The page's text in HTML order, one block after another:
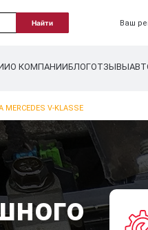
Найти Ваш
О КОМПАНИИБЛОГОТЗЫВЫ
V-KLASSE